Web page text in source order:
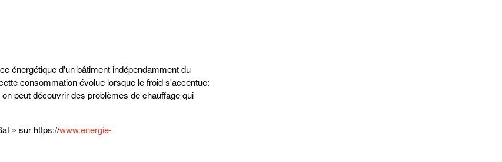
énergétique d'un bâtiment indépendamment du
consommation évolue lorsque le froid s'accentue:
peut découvrir des problèmes de chauffage qui
» sur https://www.energie-